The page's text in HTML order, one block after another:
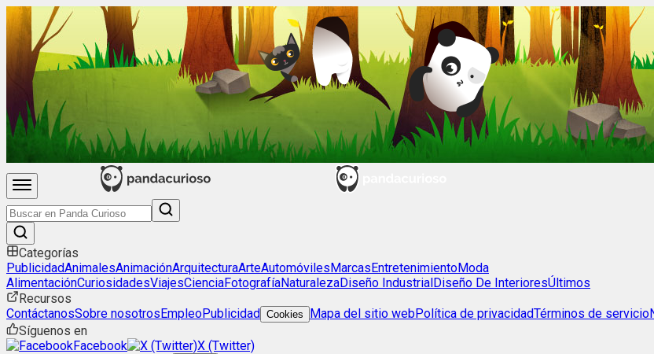
Categorías
PublicidadAnimalesAnimaciónArquitecturaArteAutomóvilesMarcasEntretenimientoModa
AlimentaciónCuriosidadesViajesCienciaFotografíaNaturalezaDiseño IndustrialDiseño De InterioresÚltimos
Recursos
ContáctanosSobre nosotrosEmpleoPublicidad Cookies Mapa del sitio webPolítica de privacidadTérminos de servicio
Síguenos en
Facebook
X (Twitter)